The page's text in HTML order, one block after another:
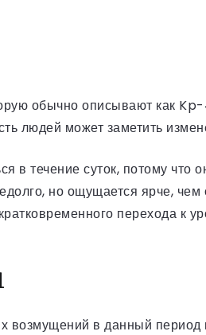
обычно описывают как
людей может заметить
течение суток, потому что
но ощущается ярче,
перехода к
возмущений в данный